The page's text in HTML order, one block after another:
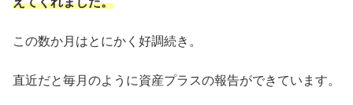
この数か月はとにかく好調続き。
直近だと毎月のように資産プラスの報告ができています。